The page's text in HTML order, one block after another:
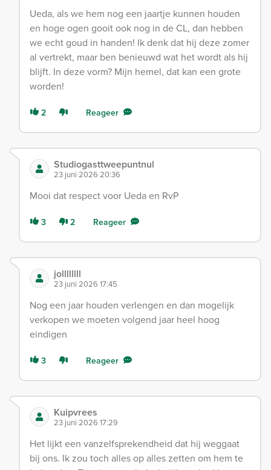
Ueda, als we hem nog een jaartje kunnen houden
en hoge ogen gooit ook nog in de CL, dan hebben
we echt goud in handen! Ik denk dat hij deze zomer
al vertrekt, maar ben benieuwd wat het wordt als hij
blijft. In deze vorm? Mijn hemel, dat kan een grote
worden!
2 Reageer
Studiogasttweepuntnul
23 juni 2026 20:36
Mooi dat respect voor Ueda en RvP
3 2 Reageer
jollllllll
23 juni 2026 17:45
Nog een jaar houden verlengen en dan mogelijk
verkopen we moeten volgend jaar heel hoog
eindigen
3 Reageer
Kuipvrees
23 juni 2026 17:29
Het lijkt een vanzelfsprekendheid dat hij weggaat
bij ons. Ik zou toch alles op alles zetten om hem te